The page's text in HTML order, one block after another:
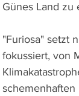
Günes Land zu
"Furiosa" setzt
fokussiert, von
schemenhaften